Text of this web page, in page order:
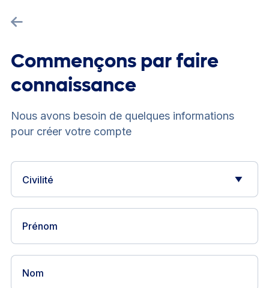
Commençons par faire
connaissance
Nous avons besoin de quelques informations
pour créer votre compte
Civilité